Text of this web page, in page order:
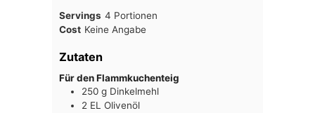
Servings 4 Portionen
Cost Keine Angabe
Zutaten
Für den Flammkuchenteig
250 g Dinkelmehl
2 EL Olivenöl